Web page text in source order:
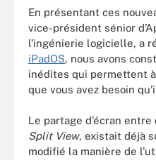
En présentant ces
vice-président sénior
l’ingénierie logicielle, a
iPadOS, nous avons
inédites qui permettent
que vous avez besoin
Le partage d’écran
Split View, existait déjà
modifié la manière de